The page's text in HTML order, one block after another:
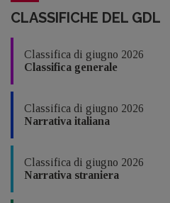
CLASSIFICHE DEL GDL
Classifica di giugno 2026
Classifica generale
Classifica di giugno 2026
Narrativa italiana
Classifica di giugno 2026
Narrativa straniera